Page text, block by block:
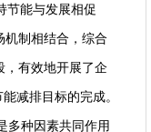
节能与发展相促
机制相结合，综合
，有效地开展了企
减排目标的完成。
多种因素共同作用